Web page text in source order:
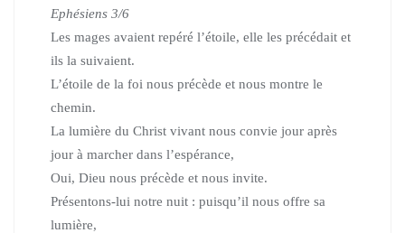
Ephésiens 3/6
Les mages avaient repéré l’étoile, elle les précédait et
ils la suivaient.
L’étoile de la foi nous précède et nous montre le
chemin.
La lumière du Christ vivant nous convie jour après
jour à marcher dans l’espérance,
Oui, Dieu nous précède et nous invite.
Présentons-lui notre nuit : puisqu’il nous offre sa
lumière,